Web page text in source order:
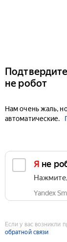
не робот
Нам очень жаль,
автоматические.
Я не
Yandex
Если у вас возникли
обратной связи